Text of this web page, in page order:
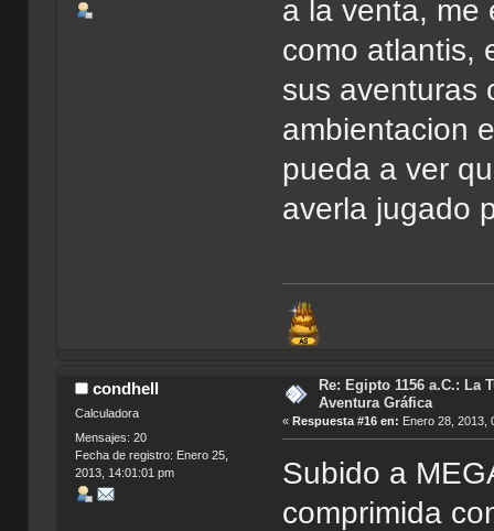
a la venta, me
como atlantis,
sus aventuras
ambientacion
pueda a ver
averla jugado
condhell
Calculadora
Mensajes: 20
Fecha de registro: Enero 25,
2013, 14:01:01 pm
Re: Egipto 1156 a.C.: La
Aventura Gráfica
«Respuesta #16 en: Enero 28, 2013,
Subido a
comprimida